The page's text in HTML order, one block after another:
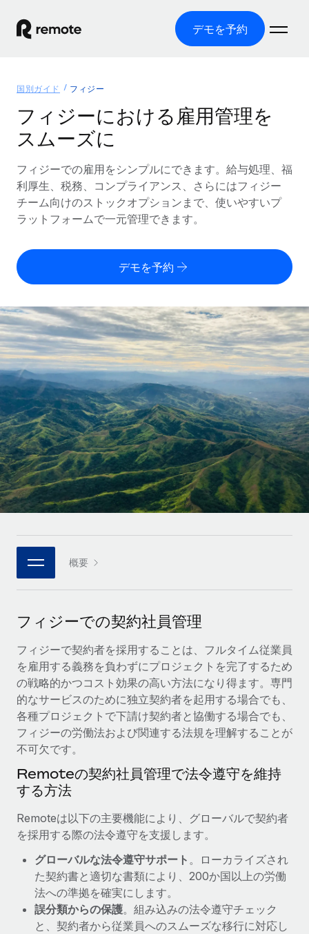
デモを予約
グローバル雇用
グローバル給与処理
コンプライアンス対応の給与処理を手軽に
Employer of Record（EOR）
グローバル展開をコストをかけずに実現
Contractor of Record
世界中の契約社員と法令を遵守して契約
世界中の契約社員をオンボーディングし、管理
PEO
複雑な雇用関連業務を外部委託
インフラ
Remote統合
人事機能をワークフローにシームレスに統合する
プラットフォーム
チームのための人事の基本機能を内蔵
接続 新しい
当社のMCPを使用して、あらゆるAIツールをRemoteに接続
統合
基本的なビジネスツールを活用して業務プロセスを効率化す
専門家に相談
グローバル人事・コンプライアンスの専門サポート
バックグラウンドチェック
候補者の選考プロセスをシンプルに
コンプライアンスリスクを先回りして対応
ITデバイスを世界規模で提供・管理
法人設立
法令順守した法人をスピーディに設立
移住・転勤
従業員の異動をスムーズに
ソリューション
各国の制度に対応
国別ガイド
/国別のグローバル雇用支援を検索する
Remoteを他社と比較
成長の段階
スタートアップ
成長中の企業向けのアジャイルなグローバルHR・給与処理ソ
リューション
ミッドマーケット
カスタマイズされた人事ソリューションでチームを拡大する
企業
大企業向けのグローバルHR
パートナーに登録
戦略的テクノロジーパートナー
グローバルな人事機能を柔軟に自社プラットフォームへ統合
当社とのパートナーシップの可能性を検討する
Remote Build 近日リリース予定
統合とAI自動化に関するコンサルティング
活用事例
Reverse Tech、契約社員管理と給与処理でRemote
と戦略的提携
Reverse Techの概要 健康とウェルネスのスタートアップである
Reverse...
詳細を見る
AIのパイオニアであるWeaviateは、Remoteを使
い、どのようにしてワークフォースを120%に増やした
のか
Weaviateの概要...
リソース
ツールと計算ツール
従業員コスト計算ツール
契約社員の報酬計算ツール
グローバルな契約社員向けに、通貨オプションと支払スピー
ドを確認する
REMOTEで学習
リサーチおよびガイド
活用事例
HR用語集
チェックリストおよびテンプレート
職務内容ライブラリ
ウェビナー
イベント
ニュースルーム
給与・人材情報
情報センター
サポートを依頼する
すべてのリソースを表示する
ブログ
グローバル給与処理
EORおよびPEO
契約社員管理
税務
ブログを読む
価格
English
Nederlands
Français
Deutsch
Español
Italiano
Português (Portugal)
日本語
한국어
ログイン
国別ガイド フィジー
フィジーにおける雇用管理を
スムーズに
フィジーでの雇用をシンプルにできます。給与処理、福
利厚生、税務、コンプライアンス、さらにはフィジー
チーム向けのストックオプションまで、使いやすいプ
ラットフォームで一元管理できます。
デモを予約
概要
フィジーでの契約社員管理
フィジーで契約者を採用することは、フルタイム従業員
を雇用する義務を負わずにプロジェクトを完了するため
の戦略的かつコスト効果の高い方法になり得ます。専門
的なサービスのために独立契約者を起用する場合でも、
各種プロジェクトで下請け契約者と協働する場合でも、
フィジーの労働法および関連する法規を理解することが
不可欠です。
Remoteの契約社員管理で法令遵守を維持
する方法
Remoteは以下の主要機能により、グローバルで契約者
を採用する際の法令遵守を支援します。
グローバルな法令遵守サポート 。ローカライズされ
た契約書と適切な書類により、200か国以上の労働
法への準拠を確実にします。
誤分類からの保護。組み込みの法令遵守チェック
と、契約者から従業員へのスムーズな移行に対応し